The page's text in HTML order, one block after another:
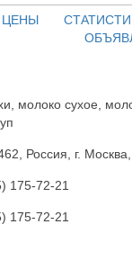
ЦЕНЫ
молоко сухое,
Россия, г.
175-72-21
175-72-21